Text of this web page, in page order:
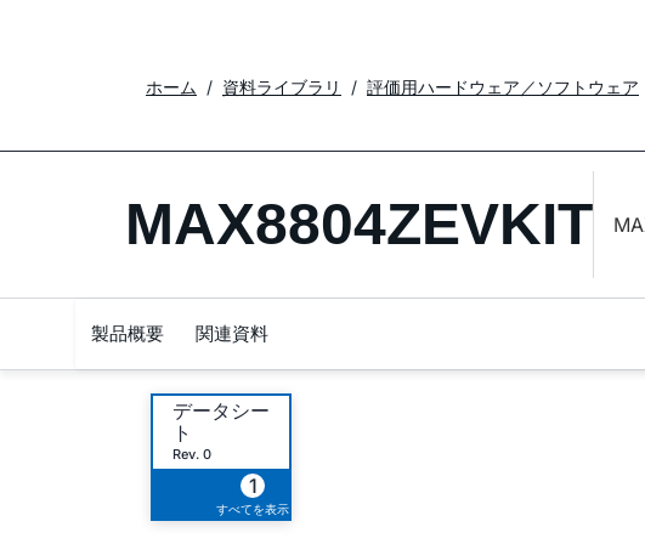
ホーム 資料ライブラリ 評価用ハードウェア／ソフトウェア
MAX8804ZEVKIT
製品概要 関連資料
データシー
ト
Rev. 0
1
すべてを表示